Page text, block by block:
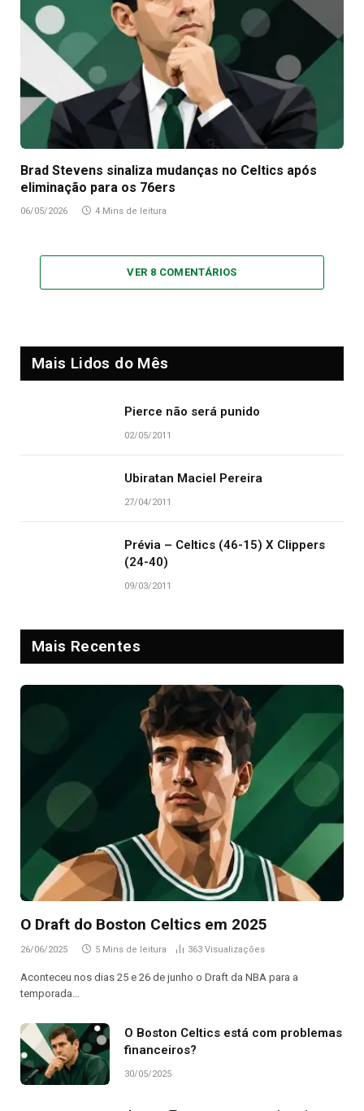
Brad Stevens sinaliza mudanças no Celtics após
eliminação para os 76ers
06/05/2026 4 Mins de leitura
VER 8 COMENTÁRIOS
Mais Lidos do Mês
Pierce não será punido
02/05/2011
Ubiratan Maciel Pereira
27/04/2011
Prévia – Celtics (46-15) X Clippers
(24-40)
09/03/2011
Mais Recentes
O Draft do Boston Celtics em 2025
26/06/2025 5 Mins de leitura 363 Visualizações
Aconteceu nos dias 25 e 26 de junho o Draft da NBA para a
temporada…
O Boston Celtics está com problemas
financeiros?
30/05/2025